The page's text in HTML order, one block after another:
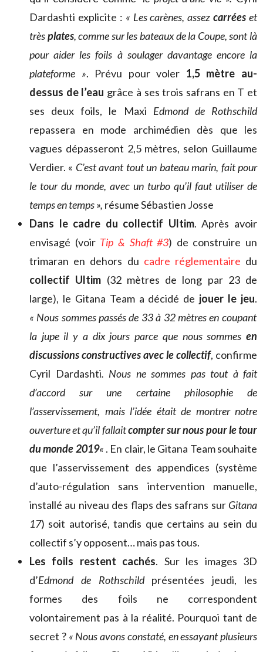
Dardashti explicite : « Les carènes, assezcarrées et
trèsplates, comme sur les bateaux de la Coupe, sont là
pour aider les foils à soulager davantage encore la
plateforme ». Prévu pour voler 1,5 mètre au-
dessus de l’eau grâce à ses trois safrans en T et
ses deux foils, le Maxi Edmond de Rothschild
repassera en mode archimédien dès que les
vagues dépasseront 2,5 mètres, selon Guillaume
Verdier. « C’est avant tout un bateau marin, fait pour
le tour du monde, avec un turbo qu’il faut utiliser de
temps en temps », résume Sébastien Josse
Dans le cadre du collectif Ultim. Après avoir
envisagé (voir Tip & Shaft #3) de construire un
trimaran en dehors du cadre réglementaire du
collectif Ultim (32 mètres de long par 23 de
large), le Gitana Team a décidé de jouer le jeu.
« Nous sommes passés de 33 à 32 mètres en coupant
la jupe il y a dix jours parce que nous sommes en
discussions constructives avec le collectif, confirme
Cyril Dardashti. Nous ne sommes pas tout à fait
d’accord sur une certaine philosophie de
l’asservissement, mais l’idée était de montrer notre
ouverture et qu’il fallaitcompter sur nous pour le tour
du monde 2019« . En clair, le Gitana Team souhaite
que l’asservissement des appendices (système
d’auto-régulation sans intervention manuelle,
installé au niveau des flaps des safrans sur Gitana
17) soit autorisé, tandis que certains au sein du
collectif s’y opposent… mais pas tous.
Les foils restent cachés. Sur les images 3D
d’Edmond de Rothschildprésentées jeudi, les
formes des foils ne correspondent
volontairement pas à la réalité. Pourquoi tant de
secret ? « Nous avons constaté, en essayant plusieurs